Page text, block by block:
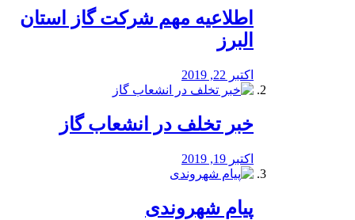
️اطلاعیه مهم شرکت گاز استان
البرز
اکتبر 22, 2019
خبر تخلف در انشعاب گاز
اکتبر 19, 2019
پیام شهروندی